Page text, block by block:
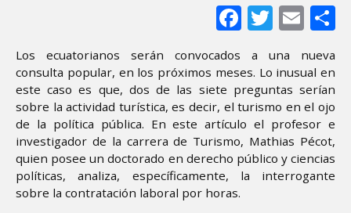
Facebook
Twitter
Los ecuatorianos serán convocados a una nueva
consulta popular, en los próximos meses. Lo inusual en
este caso es que, dos de las siete preguntas serían
sobre la actividad turística, es decir, el turismo en el ojo
de la política pública. En este artículo el profesor e
investigador de la carrera de Turismo, Mathias Pécot,
quien posee un doctorado en derecho público y ciencias
políticas, analiza, específicamente, la interrogante
sobre la contratación laboral por horas.